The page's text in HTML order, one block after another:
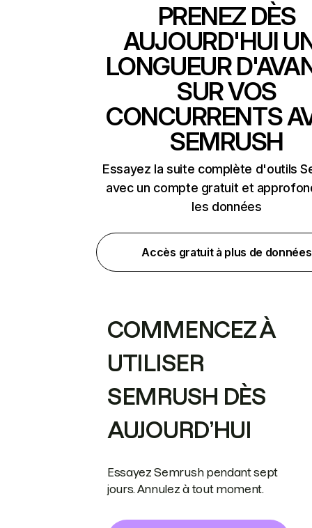
PRENEZ DÈS
AUJOURD'HUI
LONGUEUR
SUR VOS
CONCURRENTS
SEMRUSH
Essayez la suite complète d'outils
avec un compte gratuit et
les données
Accès gratuit à plus de données
COMMENCEZ À
UTILISER
SEMRUSH DÈS
AUJOURD’HUI
Essayez Semrush pendant sept
jours. Annulez à tout moment.